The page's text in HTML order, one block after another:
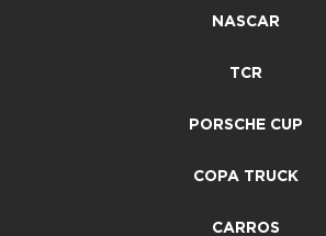
NASCAR
TCR
PORSCHE CUP
COPA TRUCK
CARROS